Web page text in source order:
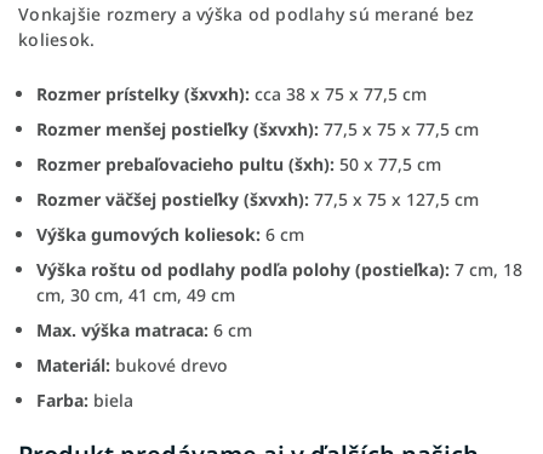
Vonkajšie rozmery a výška od podlahy sú merané bez
koliesok.
Rozmer prístelky (šxvxh): cca 38 x 75 x 77,5 cm
Rozmer menšej postieľky (šxvxh): 77,5 x 75 x 77,5 cm
Rozmer prebaľovacieho pultu (šxh): 50 x 77,5 cm
Rozmer väčšej postieľky (šxvxh): 77,5 x 75 x 127,5 cm
Výška gumových koliesok: 6 cm
Výška roštu od podlahy podľa polohy (postieľka): 7 cm, 18
cm, 30 cm, 41 cm, 49 cm
Max. výška matraca: 6 cm
Materiál: bukové drevo
Farba: biela